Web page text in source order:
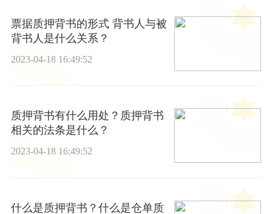
票据质押背书的形式 背书人与被
背书人是什么关系？
2023-04-18 16:49:52
质押背书有什么用处？质押背书
相关的法条是什么？
2023-04-18 16:49:52
什么是质押背书？什么是仓单质